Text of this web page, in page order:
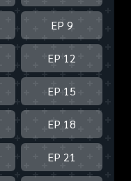
EP 9
EP 12
EP 15
EP 18
EP 21